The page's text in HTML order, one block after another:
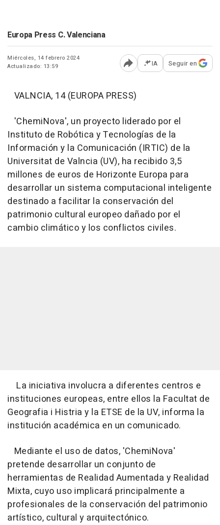
Europa Press C. Valenciana
Miércoles, 14 febrero 2024
Actualizado: 13:59
Abrir opciones para
IA Seguir en
VALNCIA, 14 (EUROPA PRESS)
'ChemiNova', un proyecto liderado por el
Instituto de Robótica y Tecnologías de la
Información y la Comunicación (IRTIC) de la
Universitat de Valncia (UV), ha recibido 3,5
millones de euros de Horizonte Europa para
desarrollar un sistema computacional inteligente
destinado a facilitar la conservación del
patrimonio cultural europeo dañado por el
cambio climático y los conflictos civiles.
La iniciativa involucra a diferentes centros e
instituciones europeas, entre ellos la Facultat de
Geografia i Histria y la ETSE de la UV, informa la
institución académica en un comunicado.
Mediante el uso de datos, 'ChemiNova'
pretende desarrollar un conjunto de
herramientas de Realidad Aumentada y Realidad
Mixta, cuyo uso implicará principalmente a
profesionales de la conservación del patrimonio
artístico, cultural y arquitectónico.